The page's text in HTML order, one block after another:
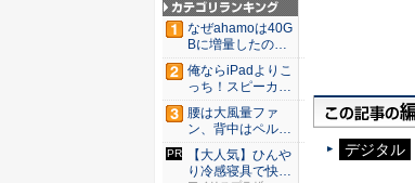
デジタル
USB Type-C - MS
Office 2021 - Win11
搭載
なぜahamoは40G
Bに増量したの
か ...
俺ならiPadよりこ
っち！スピーカー
9個...
腰は大風量ファ
ン、背中はペルチ
ェ冷却。ダ...
【大人気】ひんや
り冷感寝具で快適